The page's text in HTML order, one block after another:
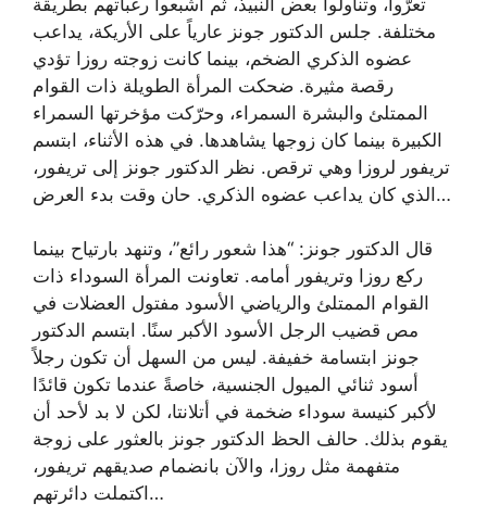
مختلفة. جلس الدكتور جونز عارياً على الأريكة، يداعب
عضوه الذكري الضخم، بينما كانت زوجته روزا تؤدي
رقصة مثيرة. ضحكت المرأة الطويلة ذات القوام
الممتلئ والبشرة السمراء، وحرّكت مؤخرتها السمراء
الكبيرة بينما كان زوجها يشاهدها. في هذه الأثناء، ابتسم
تريفور لروزا وهي ترقص. نظر الدكتور جونز إلى تريفور،
الذي كان يداعب عضوه الذكري. حان وقت بدء العرض…
قال الدكتور جونز: “هذا شعور رائع”، وتنهد بارتياح بينما
ركع روزا وتريفور أمامه. تعاونت المرأة السوداء ذات
القوام الممتلئ والرياضي الأسود مفتول العضلات في
مص قضيب الرجل الأسود الأكبر سنًا. ابتسم الدكتور
جونز ابتسامة خفيفة. ليس من السهل أن تكون رجلاً
أسود ثنائي الميول الجنسية، خاصةً عندما تكون قائدًا
لأكبر كنيسة سوداء ضخمة في أتلانتا، لكن لا بد لأحد أن
يقوم بذلك. حالف الحظ الدكتور جونز بالعثور على زوجة
متفهمة مثل روزا، والآن بانضمام صديقهم تريفور،
اكتملت دائرتهم…